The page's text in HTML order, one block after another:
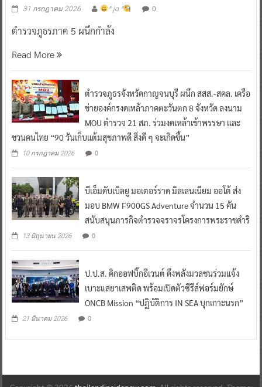
31 กรกฎาคม 2026 ^ jo ^ 0
ตำรวจภูธรภาค 5 ผนึกกำลัง
Read More
ตำรวจภูธรจังหวัดกาญจนบุรี ผนึก สสส.-สคล. เครือ
ข่ายองค์กรงดเหล้าภาคตะวันตก 8 จังหวัด ลงนาม
MOU ตำรวจ 21 สภ. ร่วมงดเหล้าเข้าพรรษา และ
ชวนคนไทย “90 วันเก็บแต้มสุขภาพดี สิ่งดี ๆ จะเกิดขึ้น”
10 กรกฎาคม 2026 0
บีเอ็มดับเบิลยู มอเตอร์ราด มิลเลนเนียม ออโต้ ส่ง
มอบ BMW F900GS Adventure จำนวน 15 คัน
สนับสนุนภารกิจตำรวจจราจรโครงการพระราชดำริ
13 มิถุนายน 2026 0
ป.ป.ส. คิกออฟบิ๊กอีเวนต์ ดึงพลังมวลชนร่วมแจ้ง
เบาะแสยาเสพติด พร้อมเปิดตัวซีรีส์ฟอร์มยักษ์
ONCB Mission “ปฏิบัติการ IN SEA บุกเกาะนรก”
21 มีนาคม 2026 0